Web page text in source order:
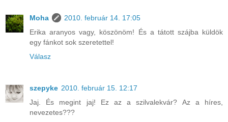
Moha
2010. február 14. 17:05
Erika aranyos vagy, köszönöm! És a tátott szájba küldök
egy fánkot sok szeretettel!
Válasz
szepyke 2010. február 15. 12:17
Jaj. És megint jaj! Ez az a szilvalekvár? Az a híres,
nevezetes???